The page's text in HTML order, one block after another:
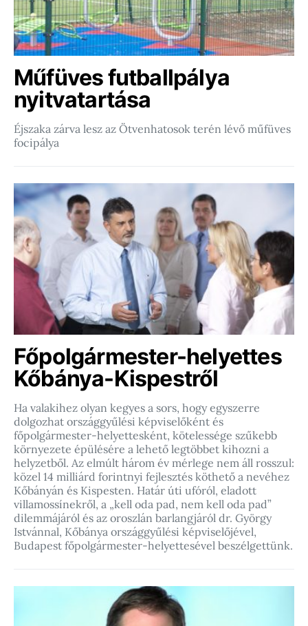
Műfüves futballpálya
nyitvatartása
Éjszaka zárva lesz az Ötvenhatosok terén lévő műfüves
focipálya
Főpolgármester-helyettes
Kőbánya-Kispestről
Ha valakihez olyan kegyes a sors, hogy egyszerre
dolgozhat országgyűlési képviselőként és
főpolgármester-helyettesként, kötelessége szűkebb
környezete épülésére a lehető legtöbbet kihozni a
helyzetből. Az elmúlt három év mérlege nem áll rosszul:
közel 14 milliárd forintnyi fejlesztés köthető a nevéhez
Kőbányán és Kispesten. Határ úti ufóról, eladott
villamossínekről, a „kell oda pad, nem kell oda pad”
dilemmájáról és az oroszlán barlangjáról dr. György
Istvánnal, Kőbánya országgyűlési képviselőjével,
Budapest főpolgármester-helyettesével beszélgettünk.